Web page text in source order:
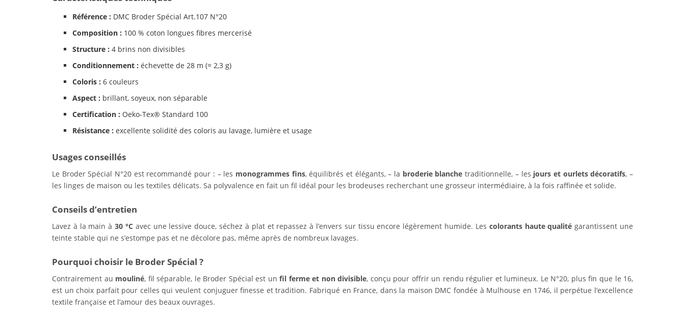
Référence : DMC Broder Spécial Art.107 N°20
Composition : 100 % coton longues fibres mercerisé
Structure : 4 brins non divisibles
Conditionnement : échevette de 28 m (≈ 2,3 g)
Coloris : 6 couleurs
Aspect : brillant, soyeux, non séparable
Certification : Oeko-Tex® Standard 100
Résistance : excellente solidité des coloris au lavage, lumière et usage
Usages conseillés
Le Broder Spécial N°20 est recommandé pour : – les monogrammes fins, équilibrés et élégants, – la broderie blanche traditionnelle, – les jours et ourlets décoratifs, –
les linges de maison ou les textiles délicats. Sa polyvalence en fait un fil idéal pour les brodeuses recherchant une grosseur intermédiaire, à la fois raffinée et solide.
Conseils d’entretien
Lavez à la main à30 °Cavec une lessive douce, séchez à plat et repassez à l’envers sur tissu encore légèrement humide. Les colorants haute qualité garantissent une
teinte stable qui ne s’estompe pas et ne décolore pas, même après de nombreux lavages.
Pourquoi choisir le Broder Spécial ?
Contrairement au mouliné, fil séparable, le Broder Spécial est unfil ferme et non divisible, conçu pour offrir un rendu régulier et lumineux. Le N°20, plus fin que le 16,
est un choix parfait pour celles qui veulent conjuguer finesse et tradition. Fabriqué en France, dans la maison DMC fondée à Mulhouse en 1746, il perpétue l’excellence
textile française et l’amour des beaux ouvrages.